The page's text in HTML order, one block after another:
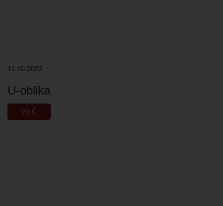
11.10.2022
U-oblika
VEČ